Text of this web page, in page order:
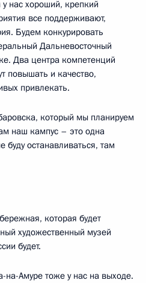
у нас хороший, крепкий
все поддерживают,
Будем конкурировать
Дальневосточный
Два центра компетенций
повышать и качество,
привлекать.
который мы планируем
наш кампус – это одна
останавливаться, там
которая будет
художественный музей
будет.
Амуре тоже у нас на выходе.